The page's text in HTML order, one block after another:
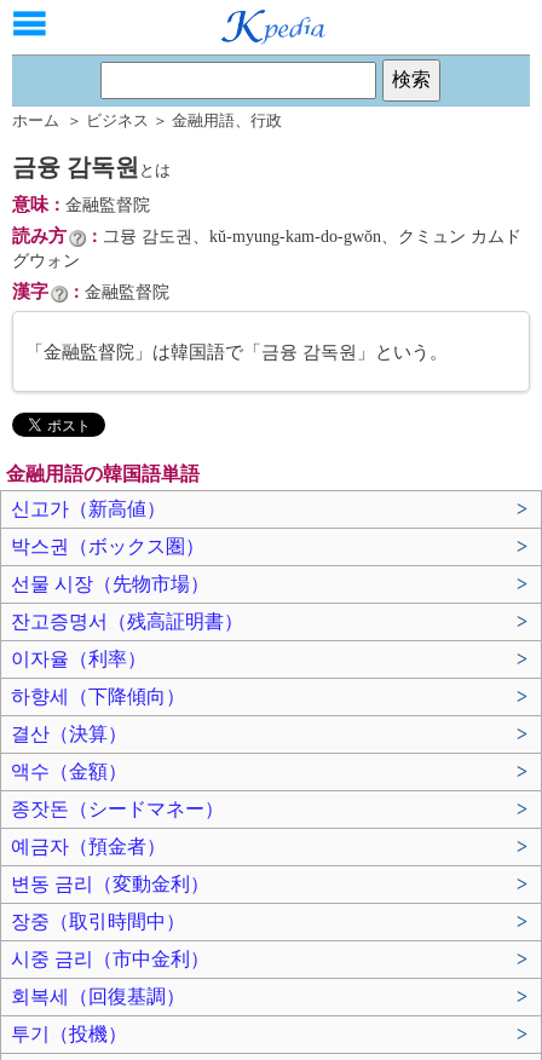
ホーム ＞ ビジネス ＞ 金融用語、 行政
금융 감독원 とは
意味： 金融監督院
読み方 ： 그뮹 감도권、kŭ-myung-kam-do-gwŏn、クミュン カムド
グウォン
漢字 ： 金融監督院
「金融監督院」は韓国語で「금융 감독원」という。
金融用語の韓国語単語
신고가（新高値）
>
박스권（ボックス圏）
>
선물 시장（先物市場）
>
잔고증명서（残高証明書）
>
이자율（利率）
>
하향세（下降傾向）
>
결산（決算）
>
액수（金額）
>
종잣돈（シードマネー）
>
예금자（預金者）
>
변동 금리（変動金利）
>
장중（取引時間中）
>
시중 금리（市中金利）
>
회복세（回復基調）
>
투기（投機）
>